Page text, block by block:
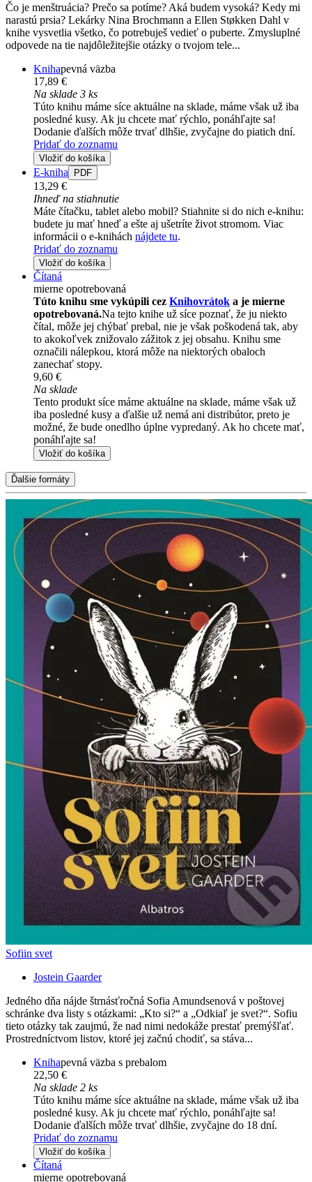
Čo je menštruácia? Prečo sa potíme? Aká budem vysoká? Kedy mi
narastú prsia? Lekárky Nina Brochmann a Ellen Støkken Dahl v
knihe vysvetlia všetko, čo potrebuješ vedieť o puberte. Zmysluplné
odpovede na tie najdôležitejšie otázky o tvojom tele...
Knihapevná väzba
17,89 €
Na sklade 3 ks
Túto knihu máme síce aktuálne na sklade, máme však už iba
posledné kusy. Ak ju chcete mať rýchlo, ponáhľajte sa!
Dodanie ďalších môže trvať dlhšie, zvyčajne do piatich dní.
Pridať do zoznamu
Vložiť do košíka
E-kniha PDF
13,29 €
Ihneď na stiahnutie
Máte čítačku, tablet alebo mobil? Stiahnite si do nich e-knihu:
budete ju mať hneď a ešte aj ušetríte život stromom. Viac
informácii o e-knihách nájdete tu.
Pridať do zoznamu
Vložiť do košíka
Čítaná
mierne opotrebovaná
Túto knihu sme vykúpili cez Knihovrátok a je mierne
opotrebovaná.Na tejto knihe už síce poznať, že ju niekto
čítal, môže jej chýbať prebal, nie je však poškodená tak, aby
to akokoľvek znižovalo zážitok z jej obsahu. Knihu sme
označili nálepkou, ktorá môže na niektorých obaloch
zanechať stopy.
9,60 €
Na sklade
Tento produkt síce máme aktuálne na sklade, máme však už
iba posledné kusy a ďalšie už nemá ani distribútor, preto je
možné, že bude onedlho úplne vypredaný. Ak ho chcete mať,
ponáhľajte sa!
Vložiť do košíka
Ďalšie formáty
Sofiin svet
Jostein Gaarder
Jedného dňa nájde štrnásťročná Sofia Amundsenová v poštovej
schránke dva listy s otázkami: „Kto si?“ a „Odkiaľ je svet?“. Sofiu
tieto otázky tak zaujmú, že nad nimi nedokáže prestať premýšľať.
Prostredníctvom listov, ktoré jej začnú chodiť, sa stáva...
Knihapevná väzba s prebalom
22,50 €
Na sklade 2 ks
Túto knihu máme síce aktuálne na sklade, máme však už iba
posledné kusy. Ak ju chcete mať rýchlo, ponáhľajte sa!
Dodanie ďalších môže trvať dlhšie, zvyčajne do 18 dní.
Pridať do zoznamu
Vložiť do košíka
Čítaná
mierne opotrebovaná